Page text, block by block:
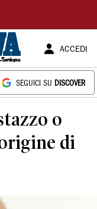
ACCEDI
SEGUICI SU DISCOVER
o
di